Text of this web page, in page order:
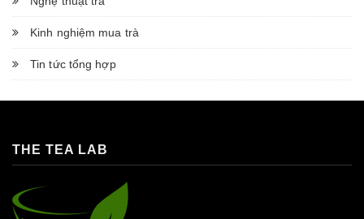
Kinh nghiệm mua trà
Tin tức tổng hợp
THE TEA LAB